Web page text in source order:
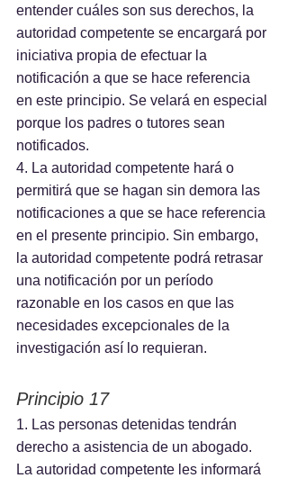
entender cuáles son sus derechos, la
autoridad competente se encargará por
iniciativa propia de efectuar la
notificación a que se hace referencia
en este principio. Se velará en especial
porque los padres o tutores sean
notificados.
4. La autoridad competente hará o
permitirá que se hagan sin demora las
notificaciones a que se hace referencia
en el presente principio. Sin embargo,
la autoridad competente podrá retrasar
una notificación por un período
razonable en los casos en que las
necesidades excepcionales de la
investigación así lo requieran.
Principio 17
1. Las personas detenidas tendrán
derecho a asistencia de un abogado.
La autoridad competente les informará